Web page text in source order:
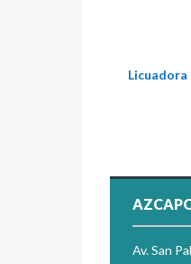
Licuadora
Av. San